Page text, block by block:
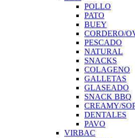
POLLO
PATO
BUEY
CORDERO/
PESCADO
NATURAL
SNACKS
COLAGENO
GALLETAS
GLASEADO
SNACK BBQ
CREAMY/
DENTALES
PAVO
VIRBAC